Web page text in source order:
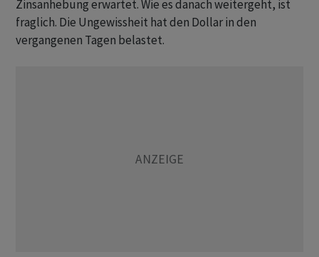
Zinsanhebung erwartet. Wie es danach weitergeht, ist
fraglich. Die Ungewissheit hat den Dollar in den
vergangenen Tagen belastet.